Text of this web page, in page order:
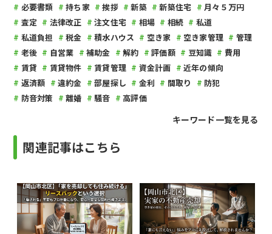
必要書類
持ち家 挨拶 新築 新築住宅
月々５万円
査定
法律改正 注文住宅 相場 相続
私道
私道負担
税金 積水ハウス 空き家 空き家管理
管理
老後
自営業 補助金 解約 評価額 豆知識
費用
賃貸
賃貸物件 賃貸管理 資金計画
近年の傾向
返済額
違約金 部屋探し 金利 間取り
防犯
防音対策
離婚 騒音 高評価
キーワード一覧を見る
関連記事はこちら